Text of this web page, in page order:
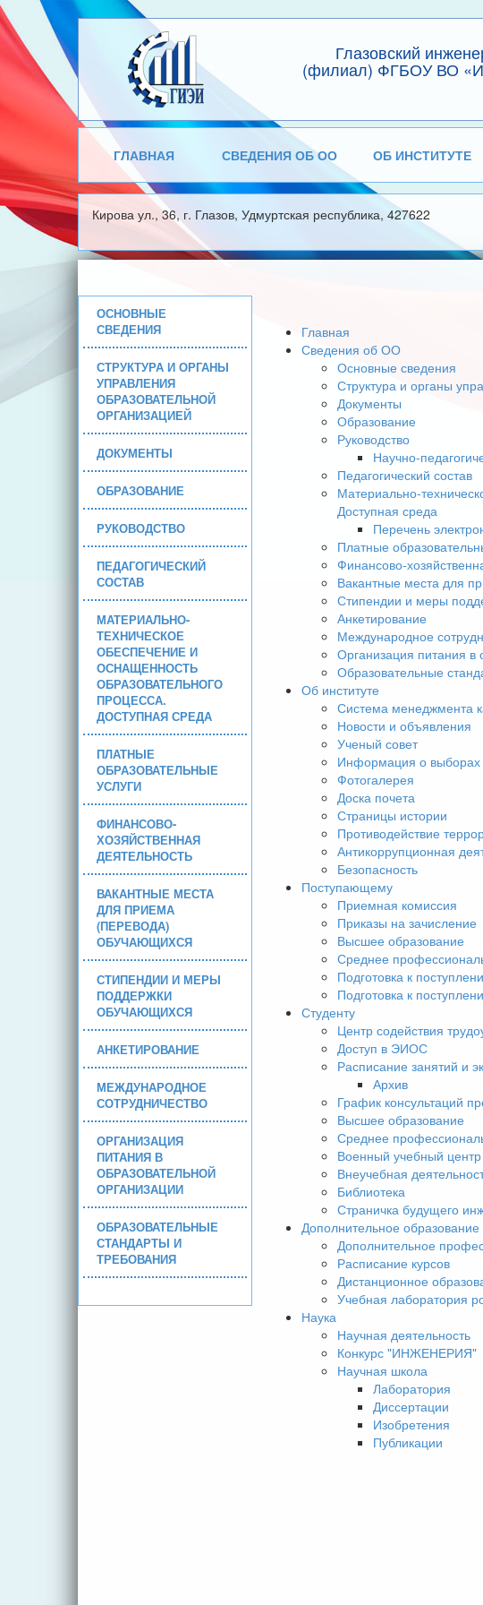
Глазовский
(филиал) ФГБОУ ВО
ГЛАВНАЯ СВЕДЕНИЯ ОБ ОО ОБ ИНСТИТУТЕ
Кирова ул., 36, г. Глазов, Удмуртская республика, 427622
ОСНОВНЫЕ
СВЕДЕНИЯ
СТРУКТУРА И ОРГАНЫ
УПРАВЛЕНИЯ
ОБРАЗОВАТЕЛЬНОЙ
ОРГАНИЗАЦИЕЙ
ДОКУМЕНТЫ
ОБРАЗОВАНИЕ
РУКОВОДСТВО
ПЕДАГОГИЧЕСКИЙ
СОСТАВ
МАТЕРИАЛЬНО-
ТЕХНИЧЕСКОЕ
ОБЕСПЕЧЕНИЕ И
ОСНАЩЕННОСТЬ
ОБРАЗОВАТЕЛЬНОГО
ПРОЦЕССА.
ДОСТУПНАЯ СРЕДА
ПЛАТНЫЕ
ОБРАЗОВАТЕЛЬНЫЕ
УСЛУГИ
ФИНАНСОВО-
ХОЗЯЙСТВЕННАЯ
ДЕЯТЕЛЬНОСТЬ
ВАКАНТНЫЕ МЕСТА
ДЛЯ ПРИЕМА
(ПЕРЕВОДА)
ОБУЧАЮЩИХСЯ
СТИПЕНДИИ И МЕРЫ
ПОДДЕРЖКИ
ОБУЧАЮЩИХСЯ
АНКЕТИРОВАНИЕ
МЕЖДУНАРОДНОЕ
СОТРУДНИЧЕСТВО
ОРГАНИЗАЦИЯ
ПИТАНИЯ В
ОБРАЗОВАТЕЛЬНОЙ
ОРГАНИЗАЦИИ
ОБРАЗОВАТЕЛЬНЫЕ
СТАНДАРТЫ И
ТРЕБОВАНИЯ
Главная
Сведения об ОО
Основные сведения
Структура и органы
Документы
Образование
Руководство
Научно-
Педагогический состав
Материально-
Доступная среда
Перечень
Платные
Финансово-
Вакантные места для
Стипендии и меры
Анкетирование
Международное
Организация питания в
Образовательные
Об институте
Система менеджмента
Новости и объявления
Ученый совет
Информация о выборах
Фотогалерея
Доска почета
Страницы истории
Противодействие
Антикоррупционная
Безопасность
Поступающему
Приемная комиссия
Приказы на зачисление
Высшее образование
Среднее
Подготовка к
Подготовка к
Студенту
Центр содействия
Доступ в ЭИОС
Расписание занятий и
Архив
График консультаций
Высшее образование
Среднее
Военный учебный центр
Внеучебная
Библиотека
Страничка будущего
Дополнительное образование
Дополнительное
Расписание курсов
Дистанционное
Учебная лаборатория
Наука
Научная деятельность
Конкурс "ИНЖЕНЕРИЯ"
Научная школа
Лаборатория
Диссертации
Изобретения
Публикации